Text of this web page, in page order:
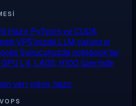
Hazır PyTorch ve CUDA
VPS'inizde LLM çalıştırın
Sunucunuzda notebook'lar
L4, L40S, H100 üzerinde
veri yığını, hazır